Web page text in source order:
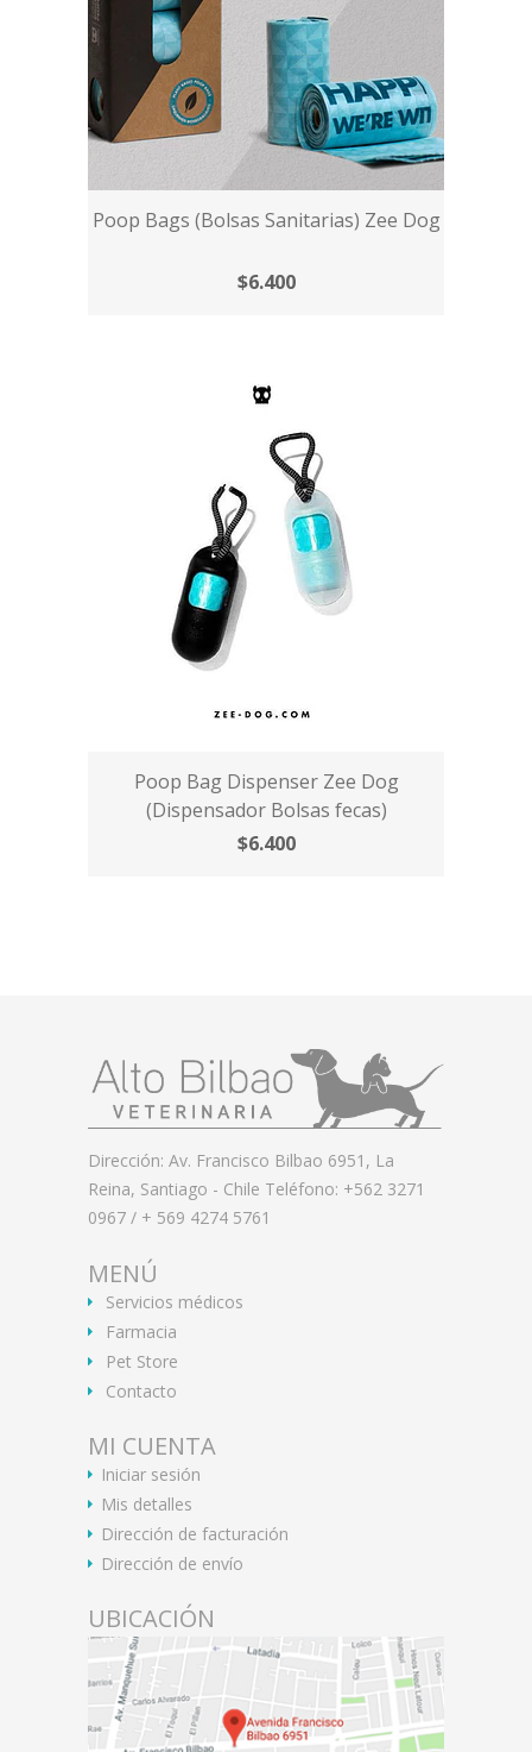
Poop Bags (Bolsas Sanitarias) Zee Dog
$6.400
Poop Bag Dispenser Zee Dog
(Dispensador Bolsas fecas)
$6.400
Dirección: Av. Francisco Bilbao 6951, La
Reina, Santiago - Chile Teléfono: +562 3271
0967 / + 569 4274 5761
MENÚ
Servicios médicos
Farmacia
Pet Store
Contacto
MI CUENTA
Iniciar sesión
Mis detalles
Dirección de facturación
Dirección de envío
UBICACIÓN